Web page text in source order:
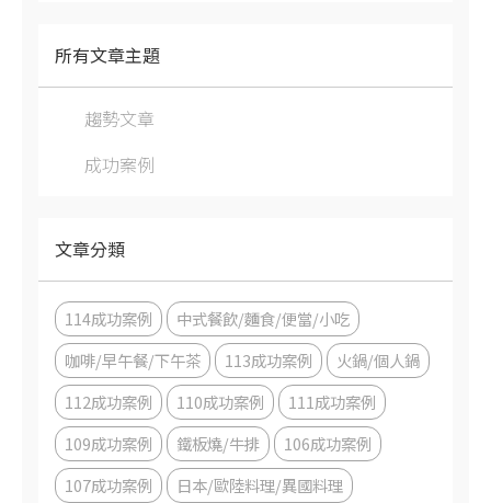
所有文章主題
趨勢文章
成功案例
文章分類
114成功案例
中式餐飲/麵食/便當/小吃
咖啡/早午餐/下午茶
113成功案例
火鍋/個人鍋
112成功案例
110成功案例
111成功案例
109成功案例
鐵板燒/牛排
106成功案例
107成功案例
日本/歐陸料理/異國料理